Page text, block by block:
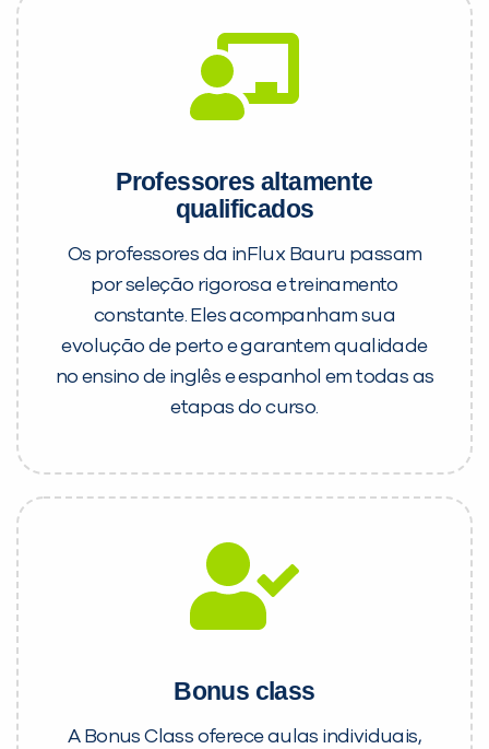
Professores altamente
qualificados
Os professores da inFlux Bauru passam
por seleção rigorosa e treinamento
constante. Eles acompanham sua
evolução de perto e garantem qualidade
no ensino de inglês e espanhol em todas as
etapas do curso.
Bonus class
A Bonus Class oferece aulas individuais,